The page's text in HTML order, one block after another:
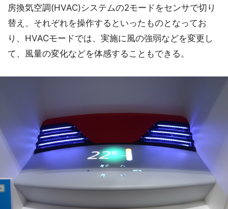
房換気空調(HVAC)システムの2モードをセンサで切り
替え、それぞれを操作するといったものとなってお
り、HVACモードでは、実施に風の強弱などを変更し
て、風量の変化などを体感することもできる。